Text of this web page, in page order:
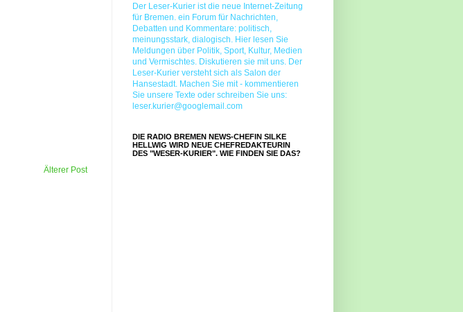
Älterer Post
Der Leser-Kurier ist die neue Internet-Zeitung
für Bremen. ein Forum für Nachrichten,
Debatten und Kommentare: politisch,
meinungsstark, dialogisch. Hier lesen Sie
Meldungen über Politik, Sport, Kultur, Medien
und Vermischtes. Diskutieren sie mit uns. Der
Leser-Kurier versteht sich als Salon der
Hansestadt. Machen Sie mit - kommentieren
Sie unsere Texte oder schreiben Sie uns:
leser.kurier@googlemail.com
DIE RADIO BREMEN NEWS-CHEFIN SILKE
HELLWIG WIRD NEUE CHEFREDAKTEURIN
DES "WESER-KURIER". WIE FINDEN SIE DAS?